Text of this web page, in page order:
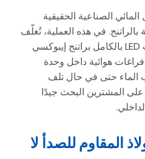
الصناعية الحقيقية
بالراتنج. في هذه العملية، تُغلّف
المكونات الداخلية ومحركات LED بالكامل براتنج إيبوكسي
هوائية داخل وحدة
الماء حتى في حال تلف
على المشترين البحث جيدًا
المقاوم للصدأ لا